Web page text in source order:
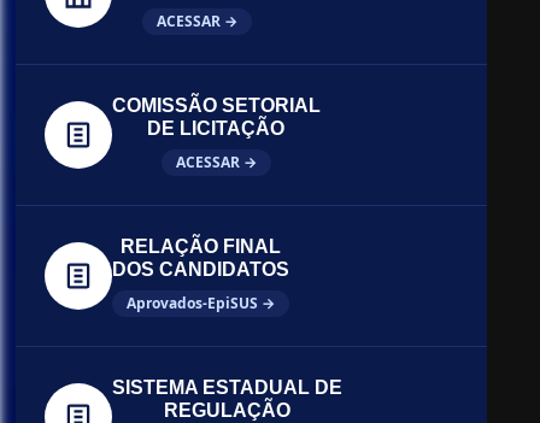
ACESSAR →
COMISSÃO SETORIAL
DE LICITAÇÃO
ACESSAR →
RELAÇÃO FINAL
DOS CANDIDATOS
Aprovados-EpiSUS →
SISTEMA ESTADUAL DE
REGULAÇÃO